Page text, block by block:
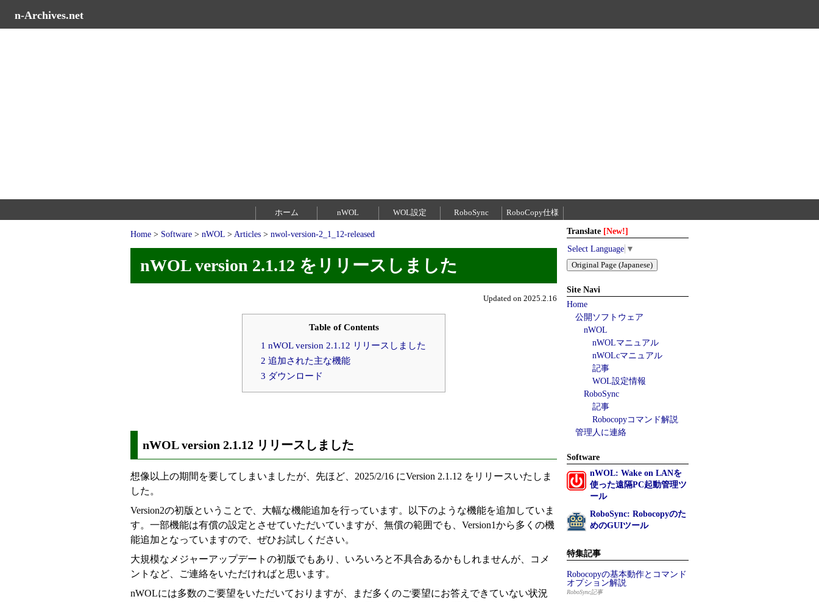
n-Archives.net
ホーム nWOL WOL設定 RoboSync RoboCopy仕様
Home > Software > nWOL > Articles > nwol-version-2_1_12-released
nWOL version 2.1.12 をリリースしました
Updated on 2025.2.16
Table of Contents
1 nWOL version 2.1.12 リリースしました
2 追加された主な機能
3 ダウンロード
nWOL version 2.1.12 リリースしました
想像以上の期間を要してしまいましたが、先ほど、2025/2/16 にVersion 2.1.12 をリリースいたしま
した。
Version2の初版ということで、大幅な機能追加を行っています。以下のような機能を追加していま
す。一部機能は有償の設定とさせていただいていますが、無償の範囲でも、Version1から多くの機
能追加となっていますので、ぜひお試しください。
大規模なメジャーアップデートの初版でもあり、いろいろと不具合あるかもしれませんが、コメ
ントなど、ご連絡をいただければと思います。
nWOLには多数のご要望をいただいておりますが、まだ多くのご要望にお答えできていない状況
Translate [New!]
Select Language ▼
Original Page (Japanese)
Site Navi
Home
公開ソフトウェア
nWOL
nWOLマニュアル
nWOLcマニュアル
記事
WOL設定情報
RoboSync
記事
Robocopyコマンド解説
管理人に連絡
Software
nWOL: Wake on LANを
使った遠隔PC起動管理ツ
ール
RoboSync: Robocopyのた
めのGUIツール
特集記事
Robocopyの基本動作とコマンド
オプション解説
RoboSync記事